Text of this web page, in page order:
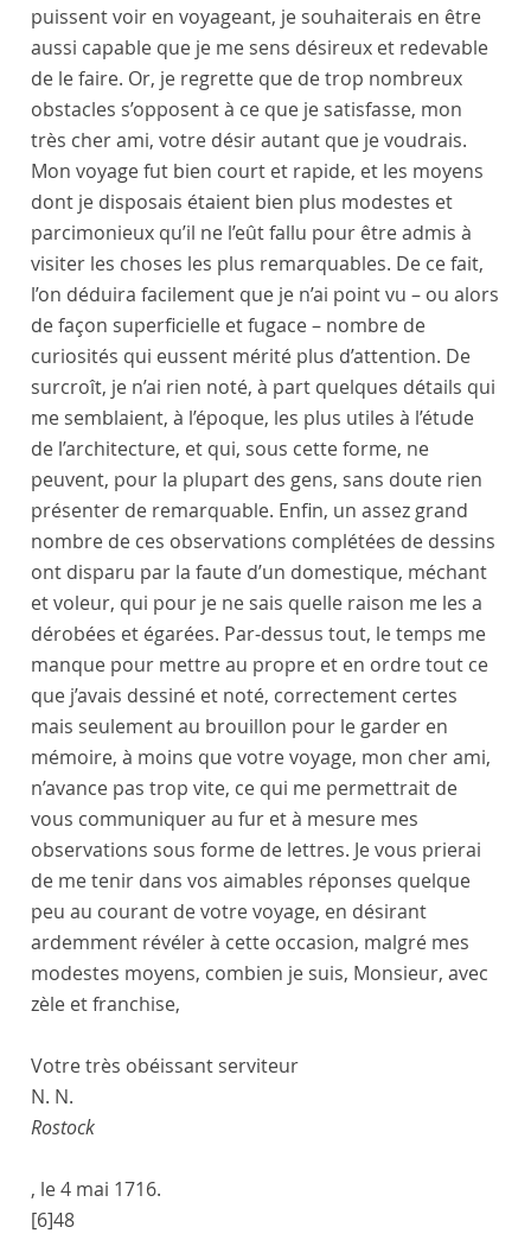
puissent voir en voyageant, je souhaiterais en être
aussi capable que je me sens désireux et redevable
de le faire. Or, je regrette que de trop nombreux
obstacles s’opposent à ce que je satisfasse, mon
très cher ami, votre désir autant que je voudrais.
Mon voyage fut bien court et rapide, et les moyens
dont je disposais étaient bien plus modestes et
parcimonieux qu’il ne l’eût fallu pour être admis à
visiter les choses les plus remarquables. De ce fait,
l’on déduira facilement que je n’ai point vu – ou alors
de façon superficielle et fugace – nombre de
curiosités qui eussent mérité plus d’attention. De
surcroît, je n’ai rien noté, à part quelques détails qui
me semblaient, à l’époque, les plus utiles à l’étude
de l’architecture, et qui, sous cette forme, ne
peuvent, pour la plupart des gens, sans doute rien
présenter de remarquable. Enfin, un assez grand
nombre de ces observations complétées de dessins
ont disparu par la faute d’un domestique, méchant
et voleur, qui pour je ne sais quelle raison me les a
dérobées et égarées. Par-dessus tout, le temps me
manque pour mettre au propre et en ordre tout ce
que j’avais dessiné et noté, correctement certes
mais seulement au brouillon pour le garder en
mémoire, à moins que votre voyage, mon cher ami,
n’avance pas trop vite, ce qui me permettrait de
vous communiquer au fur et à mesure mes
observations sous forme de lettres. Je vous prierai
de me tenir dans vos aimables réponses quelque
peu au courant de votre voyage, en désirant
ardemment révéler à cette occasion, malgré mes
modestes moyens, combien je suis, Monsieur, avec
zèle et franchise,
Votre très obéissant serviteur
N. N.
Rostock
, le4 mai 1716.
[6]48